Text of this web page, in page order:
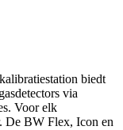
biedt
via
Voor elk
De BW Flex, Icon en